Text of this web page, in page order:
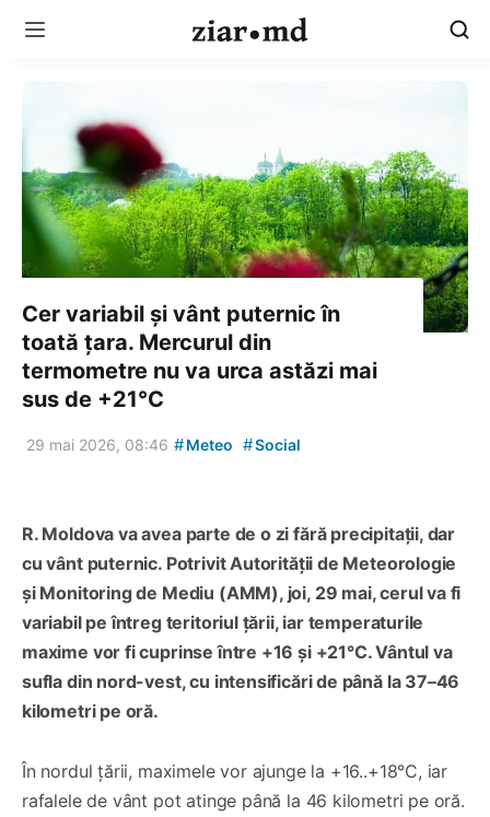
Cer variabil și vânt puternic în
toată țara. Mercurul din
termometre nu va urca astăzi mai
sus de +21°C
29 mai 2026, 08:46 #Meteo #Social
R. Moldova va avea parte de o zi fără precipitații, dar
cu vânt puternic. Potrivit Autorității de Meteorologie
și Monitoring de Mediu (AMM), joi, 29 mai, cerul va fi
variabil pe întreg teritoriul țării, iar temperaturile
maxime vor fi cuprinse între +16 și +21°C. Vântul va
sufla din nord-vest, cu intensificări de până la 37–46
kilometri pe oră.
În nordul țării, maximele vor ajunge la +16..+18°C, iar
rafalele de vânt pot atinge până la 46 kilometri pe oră.